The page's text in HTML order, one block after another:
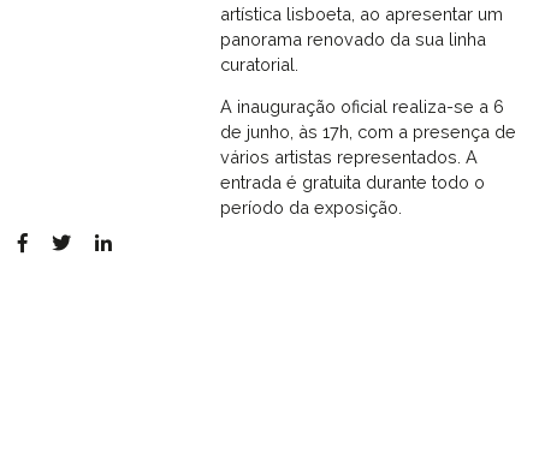
artística lisboeta, ao apresentar um
panorama renovado da sua linha
curatorial.
A inauguração oficial realiza-se a 6
de junho, às 17h, com a presença de
vários artistas representados. A
entrada é gratuita durante todo o
período da exposição.